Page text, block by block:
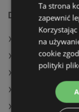
Dodatkowe
Oferty Pepco
Oferty TEDi
Oferty Maxi Zoo
Aktualne
Aktualne
Ta strona
zapewnić
na
cookie
polityki